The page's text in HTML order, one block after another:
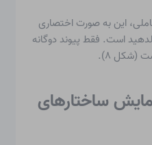
این به صورت اختصاری
است. فقط پیوند دوگانه
(شکل ۸).
ساختارهای